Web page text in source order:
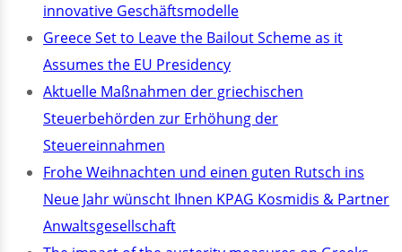
innovative Geschäftsmodelle
Greece Set to Leave the Bailout Scheme as it
Assumes the EU Presidency
Aktuelle Maßnahmen der griechischen
Steuerbehörden zur Erhöhung der
Steuereinnahmen
Frohe Weihnachten und einen guten Rutsch ins
Neue Jahr wünscht Ihnen KPAG Kosmidis & Partner
Anwaltsgesellschaft